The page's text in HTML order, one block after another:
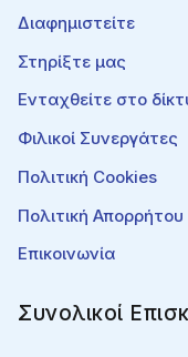
Διαφημιστείτε
Στηρίξτε μας
Ενταχθείτε στο
Φιλικοί Συνεργάτες
Πολιτική Cookies
Πολιτική Απορρήτου
Επικοινωνία
Συνολικοί